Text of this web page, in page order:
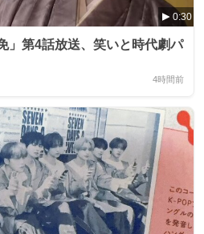
0:30
」第4話放送、笑いと時代劇パ
4時間前